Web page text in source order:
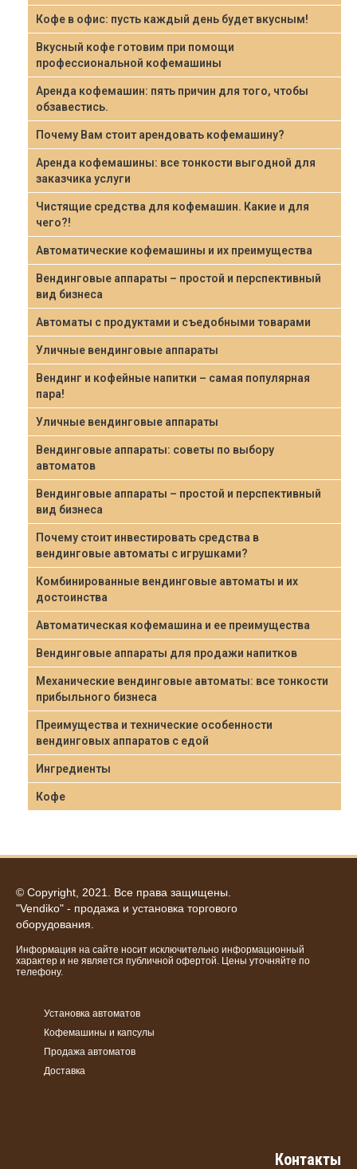
Кофе в офис: пусть каждый день будет вкусным!
Вкусный кофе готовим при помощи
профессиональной кофемашины
Аренда кофемашин: пять причин для того, чтобы
обзавестись.
Почему Вам стоит арендовать кофемашину?
Аренда кофемашины: все тонкости выгодной для
заказчика услуги
Чистящие средства для кофемашин. Какие и для
чего?!
Автоматические кофемашины и их преимущества
Вендинговые аппараты – простой и перспективный
вид бизнеса
Автоматы с продуктами и съедобными товарами
Уличные вендинговые аппараты
Вендинг и кофейные напитки – самая популярная
пара!
Уличные вендинговые аппараты
Вендинговые аппараты: советы по выбору
автоматов
Вендинговые аппараты – простой и перспективный
вид бизнеса
Почему стоит инвестировать средства в
вендинговые автоматы с игрушками?
Комбинированные вендинговые автоматы и их
достоинства
Автоматическая кофемашина и ее преимущества
Вендинговые аппараты для продажи напитков
Механические вендинговые автоматы: все тонкости
прибыльного бизнеса
Преимущества и технические особенности
вендинговых аппаратов с едой
Ингредиенты
Кофе
© Copyright, 2021. Все права защищены.
"Vendiko" - продажа и установка торгового
оборудования.
Информация на сайте носит исключительно информационный
характер и не является публичной офертой. Цены уточняйте по
телефону.
Установка автоматов
Кофемашины и капсулы
Продажа автоматов
Доставка
Контакты